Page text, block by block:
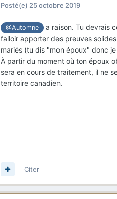
Posté(e) 25 octobre 2019
@Automne
a raison. Tu devrais
falloir apporter des preuves
mariés (tu dis "mon époux" donc
À partir du moment où ton époux
sera en cours de traitement, il ne
territoire canadien.
Citer